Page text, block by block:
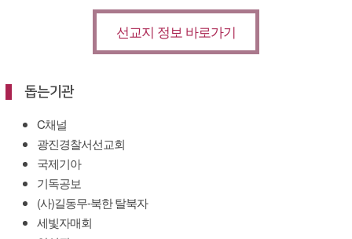
선교지 정보 바로가기
돕는기관
C채널
광진경찰서선교회
국제기아
기독공보
(사)길동무-북한 탈북자
세빛자매회